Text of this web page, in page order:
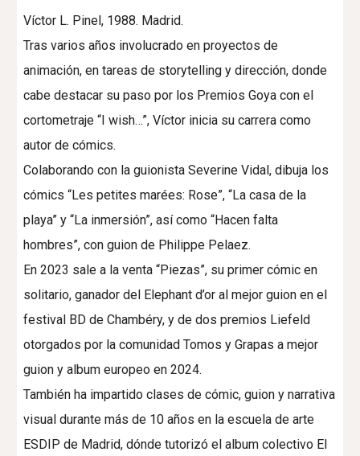
Víctor L. Pinel, 1988. Madrid.
Tras varios años involucrado en proyectos de
animación, en tareas de storytelling y dirección, donde
cabe destacar su paso por los Premios Goya con el
cortometraje “I wish…”, Víctor inicia su carrera como
autor de cómics.
Colaborando con la guionista Severine Vidal, dibuja los
cómics “Les petites marées: Rose”, “La casa de la
playa” y “La inmersión”, así como “Hacen falta
hombres”, con guion de Philippe Pelaez.
En 2023 sale a la venta “Piezas”, su primer cómic en
solitario, ganador del Elephant d’or al mejor guion en el
festival BD de Chambéry, y de dos premios Liefeld
otorgados por la comunidad Tomos y Grapas a mejor
guion y album europeo en 2024.
También ha impartido clases de cómic, guion y narrativa
visual durante más de 10 años en la escuela de arte
ESDIP de Madrid, dónde tutorizó el album colectivo El